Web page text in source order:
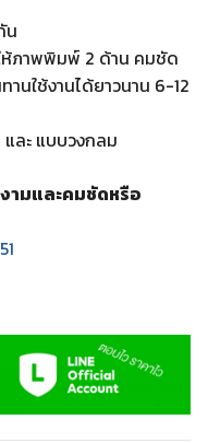
น
ภาพพิมพ์ 2 ด้าน คมชัด
นใช้งานได้ยาวนาน 6-12
ละ แบบวงกลม
ามและคมชัดหรือ